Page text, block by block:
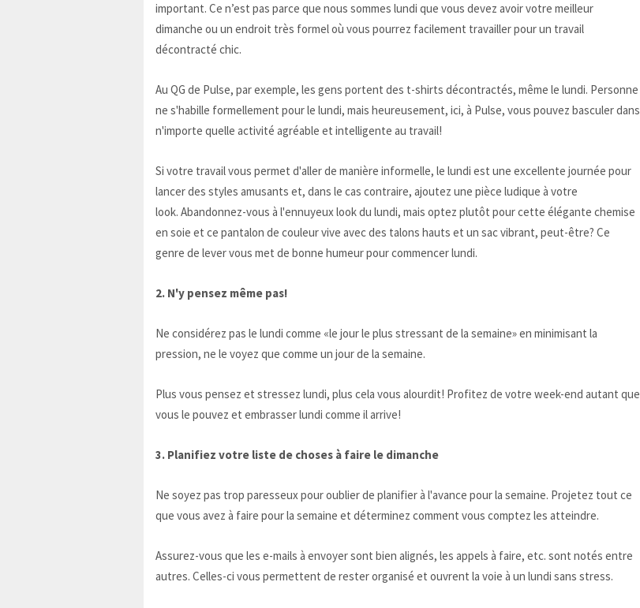
important. Ce n’est pas parce que nous sommes lundi que vous devez avoir votre meilleur
dimanche ou un endroit très formel où vous pourrez facilement travailler pour un travail
décontracté chic.
Au QG de Pulse, par exemple, les gens portent des t-shirts décontractés, même le lundi. Personne
ne s'habille formellement pour le lundi, mais heureusement, ici, à Pulse, vous pouvez basculer dans
n'importe quelle activité agréable et intelligente au travail!
Si votre travail vous permet d'aller de manière informelle, le lundi est une excellente journée pour
lancer des styles amusants et, dans le cas contraire, ajoutez une pièce ludique à votre
look. Abandonnez-vous à l'ennuyeux look du lundi, mais optez plutôt pour cette élégante chemise
en soie et ce pantalon de couleur vive avec des talons hauts et un sac vibrant, peut-être? Ce
genre de lever vous met de bonne humeur pour commencer lundi.
2. N'y pensez même pas!
Ne considérez pas le lundi comme «le jour le plus stressant de la semaine» en minimisant la
pression, ne le voyez que comme un jour de la semaine.
Plus vous pensez et stressez lundi, plus cela vous alourdit! Profitez de votre week-end autant que
vous le pouvez et embrasser lundi comme il arrive!
3. Planifiez votre liste de choses à faire le dimanche
Ne soyez pas trop paresseux pour oublier de planifier à l'avance pour la semaine. Projetez tout ce
que vous avez à faire pour la semaine et déterminez comment vous comptez les atteindre.
Assurez-vous que les e-mails à envoyer sont bien alignés, les appels à faire, etc. sont notés entre
autres. Celles-ci vous permettent de rester organisé et ouvrent la voie à un lundi sans stress.